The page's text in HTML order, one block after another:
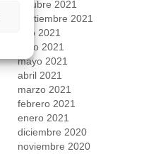
octubre 2021
septiembre 2021
julio 2021
junio 2021
mayo 2021
abril 2021
marzo 2021
febrero 2021
enero 2021
diciembre 2020
noviembre 2020